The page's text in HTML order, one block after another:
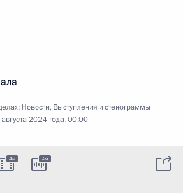
Новости, Выступления и стенограммы
2024 года, 00:00
4м 4м